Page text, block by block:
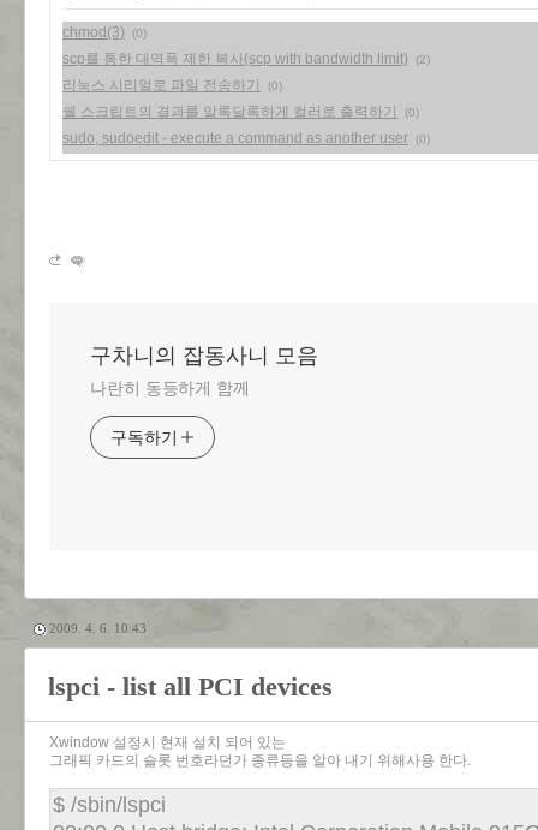
chmod(3) (0)
scp를 통한 대역폭 제한 복사(scp with bandwidth limit) (2)
리눅스 시리얼로 파일 전송하기 (0)
쉘 스크립트의 결과를 알록달록하게 컬러로 출력하기 (0)
sudo, sudoedit - execute a command as another user (0)
구차니의 잡동사니 모음
나란히 동등하게 함께
구독하기
2009. 4. 6. 10:43
lspci - list all PCI devices
Xwindow 설정시 현재 설치 되어 있는
그래픽 카드의 슬롯 번호라던가 종류등을 알아 내기 위해사용 한다.
$ /sbin/lspci